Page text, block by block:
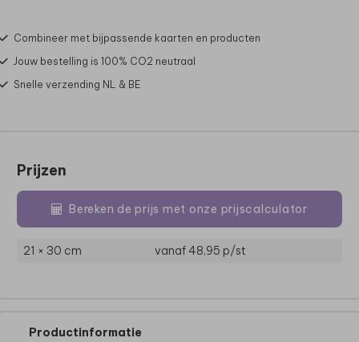
Combineer met bijpassende kaarten en producten
Jouw bestelling is 100% CO2 neutraal
Snelle verzending NL & BE
Prijzen
Bereken de prijs met onze prijscalculator
21 × 30 cm vanaf 48,95 p/st
Productinformatie